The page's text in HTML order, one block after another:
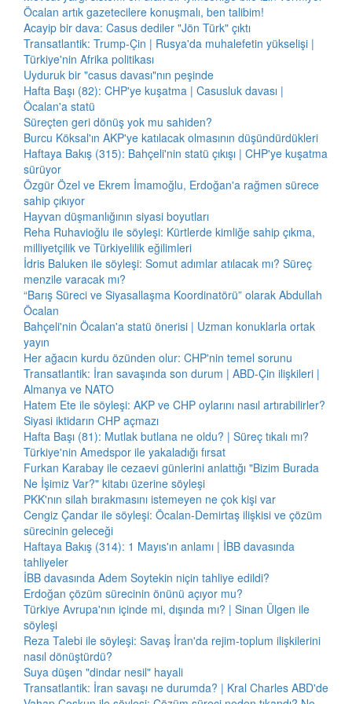
Öcalan artık gazetecilere konuşmalı, ben talibim!
Acayip bir dava: Casus dediler "Jön Türk" çıktı
Transatlantik: Trump-Çin | Rusya'da muhalefetin yükselişi |
Türkiye'nin Afrika politikası
Uyduruk bir "casus davası"nın peşinde
Hafta Başı (82): CHP'ye kuşatma | Casusluk davası |
Öcalan'a statü
Süreçten geri dönüş yok mu sahiden?
Burcu Köksal'ın AKP'ye katılacak olmasının düşündürdükleri
Haftaya Bakış (315): Bahçeli'nin statü çıkışı | CHP'ye kuşatma
sürüyor
Özgür Özel ve Ekrem İmamoğlu, Erdoğan'a rağmen sürece
sahip çıkıyor
Hayvan düşmanlığının siyasi boyutları
Reha Ruhavioğlu ile söyleşi: Kürtlerde kimliğe sahip çıkma,
milliyetçilik ve Türkiyelilik eğilimleri
İdris Baluken ile söyleşi: Somut adımlar atılacak mı? Süreç
menzile varacak mı?
“Barış Süreci ve Siyasallaşma Koordinatörü” olarak Abdullah
Öcalan
Bahçeli'nin Öcalan'a statü önerisi | Uzman konuklarla ortak
yayın
Her ağacın kurdu özünden olur: CHP'nin temel sorunu
Transatlantik: İran savaşında son durum | ABD-Çin ilişkileri |
Almanya ve NATO
Hatem Ete ile söyleşi: AKP ve CHP oylarını nasıl artırabilirler?
Siyasi iktidarın CHP açmazı
Hafta Başı (81): Mutlak butlana ne oldu? | Süreç tıkalı mı?
Türkiye'nin Amedspor ile yakaladığı fırsat
Furkan Karabay ile cezaevi günlerini anlattığı "Bizim Burada
Ne İşimiz Var?" kitabı üzerine söyleşi
PKK'nın silah bırakmasını istemeyen ne çok kişi var
Cengiz Çandar ile söyleşi: Öcalan-Demirtaş ilişkisi ve çözüm
sürecinin geleceği
Haftaya Bakış (314): 1 Mayıs'ın anlamı | İBB davasında
tahliyeler
İBB davasında Adem Soytekin niçin tahliye edildi?
Erdoğan çözüm sürecinin önünü açıyor mu?
Türkiye Avrupa'nın içinde mi, dışında mı? | Sinan Ülgen ile
söyleşi
Reza Talebi ile söyleşi: Savaş İran'da rejim-toplum ilişkilerini
nasıl dönüştürdü?
Suya düşen "dindar nesil" hayali
Transatlantik: İran savaşı ne durumda? | Kral Charles ABD'de